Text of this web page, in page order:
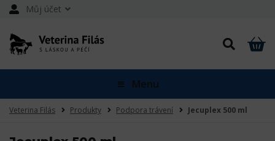
Můj účet
Menu
Veterina Filás Produkty Podpora trávení Jecuplex 500 ml